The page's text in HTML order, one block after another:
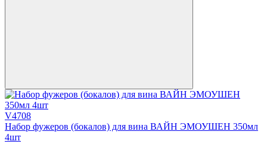
V4708
Набор фужеров (бокалов) для вина ВАЙН ЭМОУШЕН 350мл
4шт